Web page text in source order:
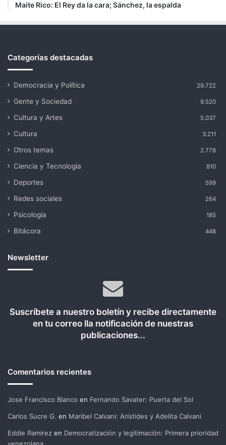
Maite Rico: El Rey da la cara; Sánchez, la espalda
Categorías destacadas
Democracia y Política 29.722
Gente y Sociedad 9.520
Cultura y Artes 5.037
Cultura 3.211
Otros temas 2.778
Ciencia y Tecnología 810
Deportes 599
Redes sociales 264
Psicología 185
Bitácora 448
Newsletter
Suscríbete a nuestro boletín y recibe directamente
en tu correo lla notificación de nuestras
publicaciones...
Comentarios recientes
Jose Francisco Blanco en Fernando Savater: Puerta del Sol
Carlos Sucre G. en Maribel Calvani: Arístides y Adelita Calvani
Eddie Ramirez en Democratización y legitimación: Primera prioridad